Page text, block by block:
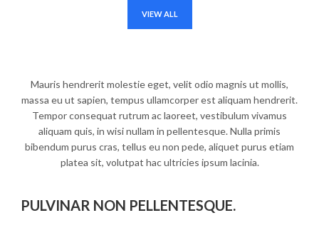
VIEW ALL
Mauris hendrerit molestie eget, velit odio magnis ut mollis,
massa eu ut sapien, tempus ullamcorper est aliquam hendrerit.
Tempor consequat rutrum ac laoreet, vestibulum vivamus
aliquam quis, in wisi nullam in pellentesque. Nulla primis
bibendum purus cras, tellus eu non pede, aliquet purus etiam
platea sit, volutpat hac ultricies ipsum lacinia.
PULVINAR NON PELLENTESQUE.